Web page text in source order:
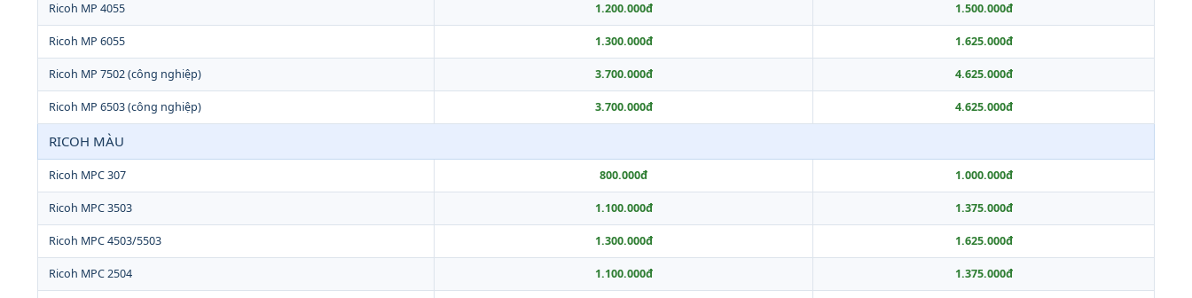
Ricoh MP 4055 1.200.000đ 1.500.000đ
Ricoh MP 6055 1.300.000đ 1.625.000đ
Ricoh MP 7502 (công nghiệp) 3.700.000đ 4.625.000đ
Ricoh MP 6503 (công nghiệp) 3.700.000đ 4.625.000đ
RICOH MÀU
Ricoh MPC 307 800.000đ 1.000.000đ
Ricoh MPC 3503 1.100.000đ 1.375.000đ
Ricoh MPC 4503/5503 1.300.000đ 1.625.000đ
Ricoh MPC 2504 1.100.000đ 1.375.000đ